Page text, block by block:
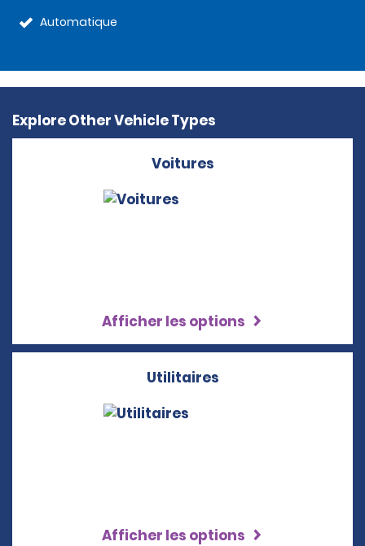
Automatique
Explore Other Vehicle Types
Voitures
Afficher les options
Utilitaires
Afficher les options